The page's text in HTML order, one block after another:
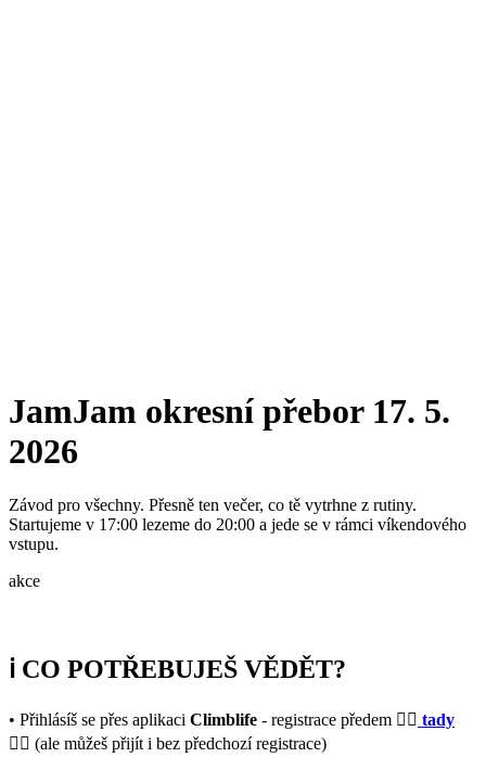
JamJam okresní přebor 17. 5.
2026
Závod pro všechny. Přesně ten večer, co tě vytrhne z rutiny.
Startujeme v 17:00 lezeme do 20:00 a jede se v rámci víkendového
vstupu.
akce
ℹ️ CO POTŘEBUJEŠ VĚDĚT?
• Přihlásíš se přes aplikaci Climblife - registrace předem 👉🏻 tady
👈🏻 (ale můžeš přijít i bez předchozí registrace)